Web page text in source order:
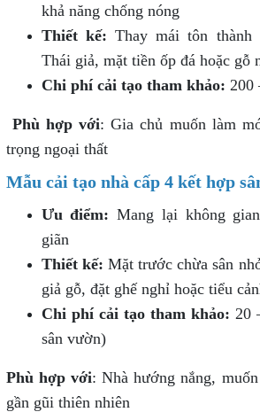
khả năng chống nóng
Thiết kế: Thay mái tôn thành
Thái giả, mặt tiền ốp đá hoặc gỗ
Chi phí cải tạo tham khảo: 200
Phù hợp với: Gia chủ muốn làm
trọng ngoại thất
Mẫu cải tạo nhà cấp 4 kết hợp
Ưu điểm: Mang lại không
giãn
Thiết kế: Mặt trước chừa sân
giả gỗ, đặt ghế nghỉ hoặc tiểu
Chi phí cải tạo tham khảo: 20
sân vườn)
Phù hợp với: Nhà hướng nắng,
gần gũi thiên nhiên